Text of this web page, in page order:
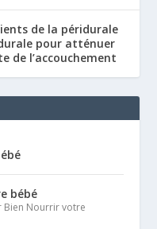
de la péridurale
pour atténuer
de l’accouchement
bébé
Bien Nourrir votre